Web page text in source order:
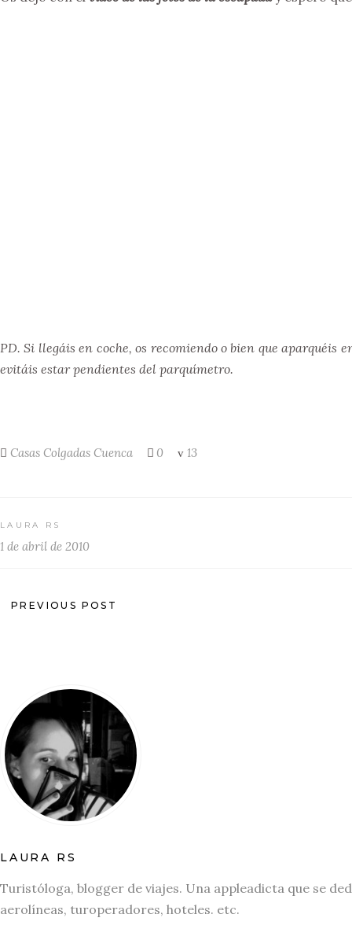
PD. Si llegáis en coche, os recomiendo o bien que aparquéis
evitáis estar pendientes del parquímetro.
Casas Colgadas Cuenca 0 13
LAURA RS
1 de abril de 2010
PREVIOUS POST
LAURA RS
Turistóloga, blogger de viajes. Una appleadicta que se
aerolíneas, turoperadores, hoteles. etc.